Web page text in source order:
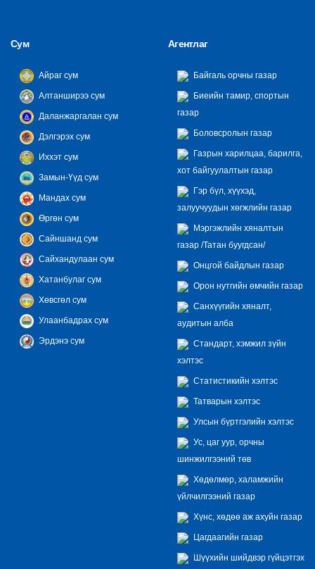
Сум
Айраг сум
Алтанширээ сум
Даланжаргалан сум
Дэлгэрэх сум
Иххэт сум
Замын-Үүд сум
Мандах сум
Өргөн сум
Сайншанд сум
Сайхандулаан сум
Хатанбулаг сум
Хөвсгөл сум
Улаанбадрах сум
Эрдэнэ сум
Агентлаг
Байгаль орчны газар
Биеийн тамир, спортын
газар
Боловсролын газар
Газрын харилцаа, барилга,
хот байгуулалтын газар
Гэр бүл, хүүхэд,
залуучуудын хөгжлийн газар
Мэргэжлийн хяналтын
газар /Татан буугдсан/
Онцгой байдлын газар
Орон нутгийн өмчийн газар
Санхүүгийн хяналт,
аудитын алба
Стандарт, хэмжил зүйн
хэлтэс
Статистикийн хэлтэс
Татварын хэлтэс
Улсын бүртгэлийн хэлтэс
Ус, цаг уур, орчны
шинжилгээний төв
Хөдөлмөр, халамжийн
үйлчилгээний газар
Хүнс, хөдөө аж ахуйн газар
Цагдаагийн газар
Шүүхийн шийдвэр гүйцэтгэх